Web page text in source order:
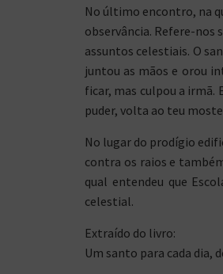
No último encontro, na
observância. Refere-
assuntos celestiais. O
juntou as mãos e orou
ficar, mas culpou a irmã.
puder, volta ao teu
No lugar do prodígio
contra os raios e
qual entendeu que
celestial.
Extraído do livro:
Um santo para cada dia,